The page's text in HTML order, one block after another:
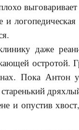
и
даже
остротой.
Пока
старенький
и опустив